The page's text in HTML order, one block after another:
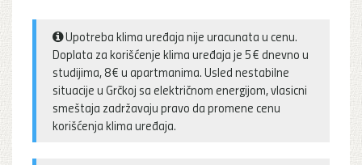
Upotreba klima uređaja nije uracunata u cenu.
Doplata za korišćenje klima uređaja je 5€ dnevno u
studijima, 8€ u apartmanima. Usled nestabilne
situacije u Grčkoj sa električnom energijom, vlasicni
smeštaja zadržavaju pravo da promene cenu
korišćenja klima uređaja.